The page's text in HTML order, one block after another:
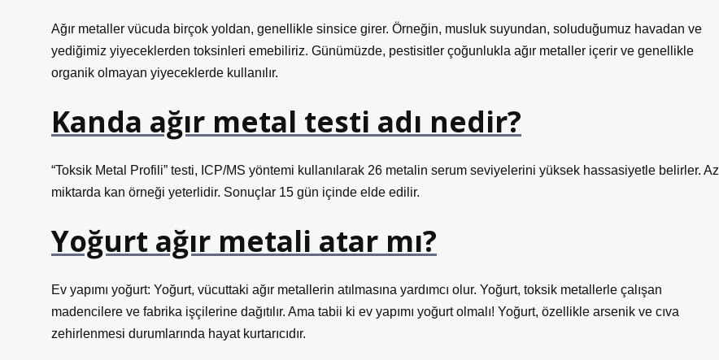
Ağır metaller vücuda birçok yoldan, genellikle sinsice girer. Örneğin, musluk suyundan, soluduğumuz havadan ve
yediğimiz yiyeceklerden toksinleri emebiliriz. Günümüzde, pestisitler çoğunlukla ağır metaller içerir ve genellikle
organik olmayan yiyeceklerde kullanılır.
Kanda ağır metal testi adı nedir?
“Toksik Metal Profili” testi, ICP/MS yöntemi kullanılarak 26 metalin serum seviyelerini yüksek hassasiyetle belirler. Az
miktarda kan örneği yeterlidir. Sonuçlar 15 gün içinde elde edilir.
Yoğurt ağır metali atar mı?
Ev yapımı yoğurt: Yoğurt, vücuttaki ağır metallerin atılmasına yardımcı olur. Yoğurt, toksik metallerle çalışan
madencilere ve fabrika işçilerine dağıtılır. Ama tabii ki ev yapımı yoğurt olmalı! Yoğurt, özellikle arsenik ve cıva
zehirlenmesi durumlarında hayat kurtarıcıdır.